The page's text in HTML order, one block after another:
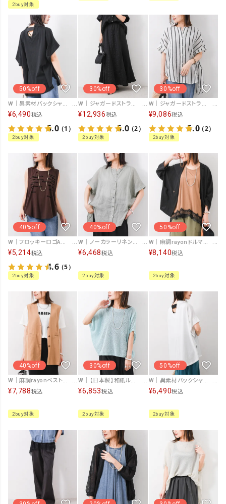
2buy対象
50%off
W｜異素材バックシャンカットソー [[IZK26032-BK]][F]
¥6,490税込
5.0（1）
2buy対象
30%off
W｜ジャガードストライプスカート [[IZK25020-26SS]][F]
¥12,936税込
5.0（2）
2buy対象
30%off
W｜ジャガードストライプシャツ [[IZK25021-26SS]][F]
¥9,086税込
5.0（2）
2buy対象
40%off
W｜フロッキーロゴAライン切替インナー [[IZK26038]][F]
¥5,214税込
4.6（5）
2buy対象
40%off
W｜ノーカラーリネンシャツ[[IZK26037]][F]
¥6,468税込
2buy対象
50%off
W｜麻調rayonドルマンジャケット [[IZK26020-無地]][F]
¥8,140税込
2buy対象
40%off
W｜麻調rayonベスト [[IZK26019-無地]][F]
¥7,788税込
2buy対象
30%off
W｜【日本製】和紙ルーズニット [[194-39488]][F]
¥6,853税込
2buy対象
50%off
W｜異素材バックシャンカットソー [[IZK26032]][F]
¥6,490税込
2buy対象